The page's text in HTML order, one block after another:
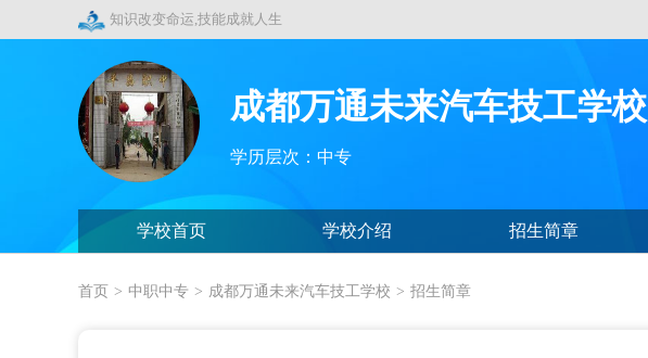
知识改变命运,技能成就人生
成都万通未来汽车技工学校
学历层次：中专
学校首页 学校介绍 招生简章
首页 > 中职中专 > 成都万通未来汽车技工学校 > 招生简章